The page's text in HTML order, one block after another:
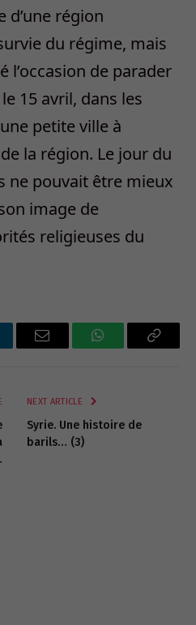
d’une région
du régime, mais
l’occasion de parader
15 avril, dans les
petite ville à
la région. Le jour du
ne pouvait être mieux
image de
religieuses du
Email WhatsAppCopy
NEXT ARTICLE
Syrie. Une histoire de
barils… (3)